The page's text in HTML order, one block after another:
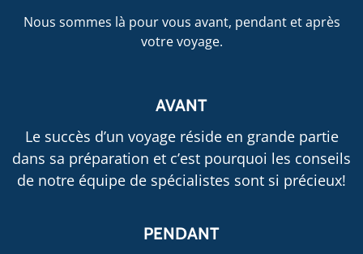
Nous sommes là pour vous avant, pendant et après
votre voyage.
AVANT
Le succès d’un voyage réside en grande partie
dans sa préparation et c’est pourquoi les conseils
de notre équipe de spécialistes sont si précieux!
PENDANT